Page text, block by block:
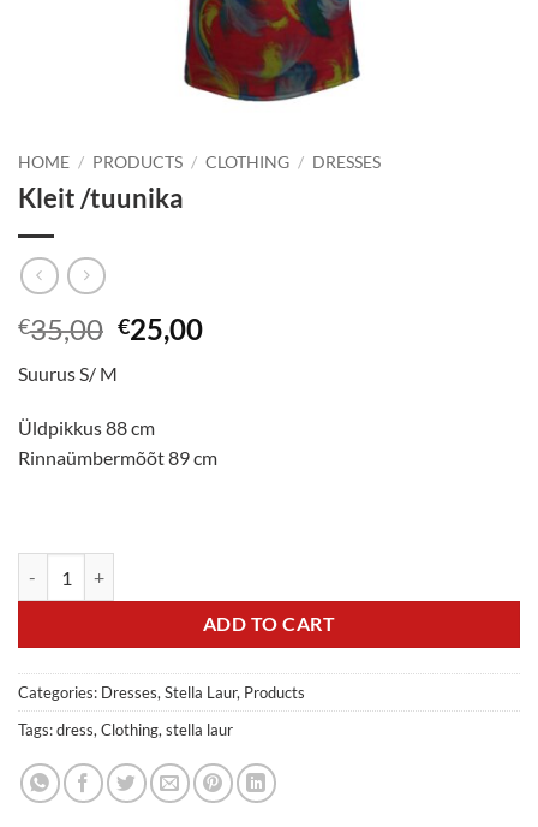
HOME / PRODUCTS / CLOTHING / DRESSES
Kleit /tuunika
€35,00 Original
price
€35,00.
€25,00Current
Suurus S/ M
Üldpikkus 88 cm
Rinnaümbermõõt 89 cm
ADD TO CART
Categories: Dresses, Stella Laur, Products
Tags:dress, Clothing, stella laur